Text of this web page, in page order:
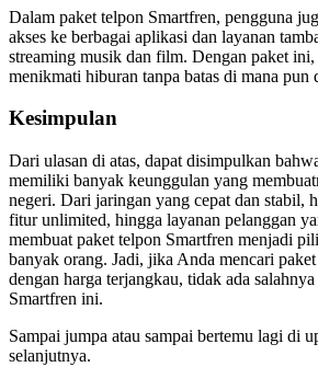
Dalam paket telpon Smartfren, pengguna
akses ke berbagai aplikasi dan layanan
streaming musik dan film. Dengan paket ini,
menikmati hiburan tanpa batas di mana pun
Kesimpulan
Dari ulasan di atas, dapat disimpulkan
memiliki banyak keunggulan yang
negeri. Dari jaringan yang cepat dan stabil,
fitur unlimited, hingga layanan pelanggan
membuat paket telpon Smartfren menjadi
banyak orang. Jadi, jika Anda mencari
dengan harga terjangkau, tidak ada
Smartfren ini.
Sampai jumpa atau sampai bertemu lagi di
selanjutnya.